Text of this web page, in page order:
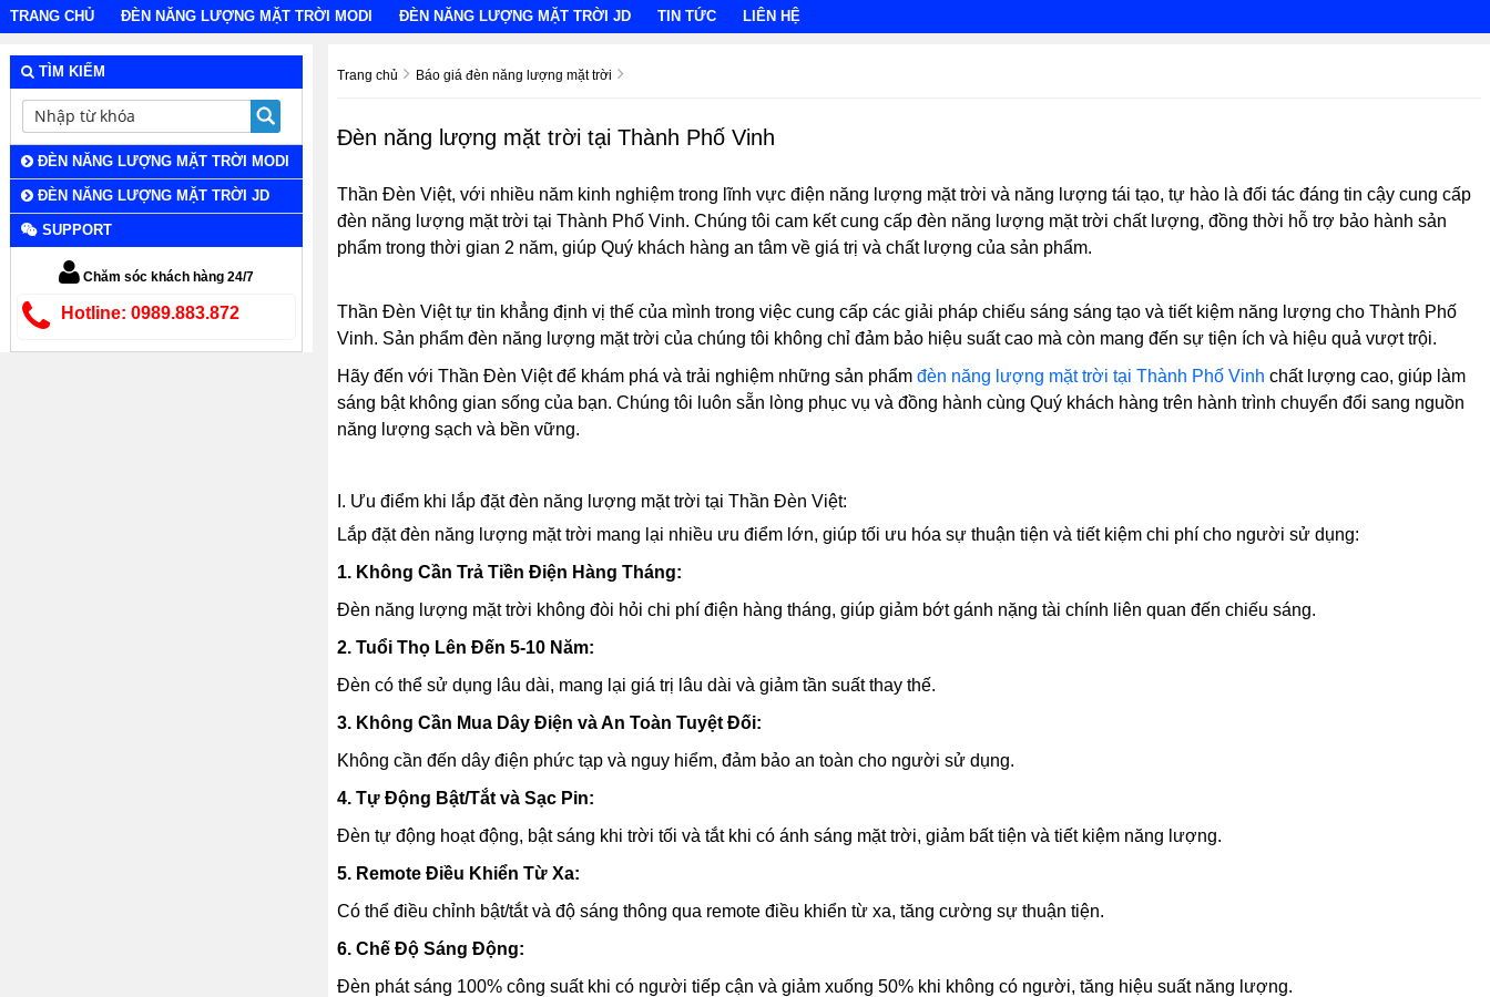
TRANG CHỦ ĐÈN NĂNG LƯỢNG MẶT TRỜI MODI ĐÈN NĂNG LƯỢNG MẶT TRỜI JD TIN TỨC LIÊN HỆ
Trang chủ Báo giá đèn năng lượng mặt trời
Đèn năng lượng mặt trời tại Thành Phố Vinh
Thần Đèn Việt, với nhiều năm kinh nghiệm trong lĩnh vực điện năng lượng mặt trời và năng lượng tái tạo, tự hào là đối tác đáng tin cậy cung cấp
đèn năng lượng mặt trời tại Thành Phố Vinh. Chúng tôi cam kết cung cấp đèn năng lượng mặt trời chất lượng, đồng thời hỗ trợ bảo hành sản
phẩm trong thời gian 2 năm, giúp Quý khách hàng an tâm về giá trị và chất lượng của sản phẩm.
Thần Đèn Việt tự tin khẳng định vị thế của mình trong việc cung cấp các giải pháp chiếu sáng sáng tạo và tiết kiệm năng lượng cho Thành Phố
Vinh. Sản phẩm đèn năng lượng mặt trời của chúng tôi không chỉ đảm bảo hiệu suất cao mà còn mang đến sự tiện ích và hiệu quả vượt trội.
Hãy đến với Thần Đèn Việt để khám phá và trải nghiệm những sản phẩm đèn năng lượng mặt trời tại Thành Phố Vinh chất lượng cao, giúp làm
sáng bật không gian sống của bạn. Chúng tôi luôn sẵn lòng phục vụ và đồng hành cùng Quý khách hàng trên hành trình chuyển đổi sang nguồn
năng lượng sạch và bền vững.
I. Ưu điểm khi lắp đặt đèn năng lượng mặt trời tại Thần Đèn Việt:
Lắp đặt đèn năng lượng mặt trời mang lại nhiều ưu điểm lớn, giúp tối ưu hóa sự thuận tiện và tiết kiệm chi phí cho người sử dụng:
1. Không Cần Trả Tiền Điện Hàng Tháng:
Đèn năng lượng mặt trời không đòi hỏi chi phí điện hàng tháng, giúp giảm bớt gánh nặng tài chính liên quan đến chiếu sáng.
2. Tuổi Thọ Lên Đến 5-10 Năm:
Đèn có thể sử dụng lâu dài, mang lại giá trị lâu dài và giảm tần suất thay thế.
3. Không Cần Mua Dây Điện và An Toàn Tuyệt Đối:
Không cần đến dây điện phức tạp và nguy hiểm, đảm bảo an toàn cho người sử dụng.
4. Tự Động Bật/Tắt và Sạc Pin:
Đèn tự động hoạt động, bật sáng khi trời tối và tắt khi có ánh sáng mặt trời, giảm bất tiện và tiết kiệm năng lượng.
5. Remote Điều Khiển Từ Xa:
Có thể điều chỉnh bật/tắt và độ sáng thông qua remote điều khiển từ xa, tăng cường sự thuận tiện.
6. Chế Độ Sáng Động:
Đèn phát sáng 100% công suất khi có người tiếp cận và giảm xuống 50% khi không có người, tăng hiệu suất năng lượng.
TÌM KIẾM
ĐÈN NĂNG LƯỢNG MẶT TRỜI MODI
ĐÈN NĂNG LƯỢNG MẶT TRỜI JD
SUPPORT
Chăm sóc khách hàng 24/7
Hotline: 0989.883.872